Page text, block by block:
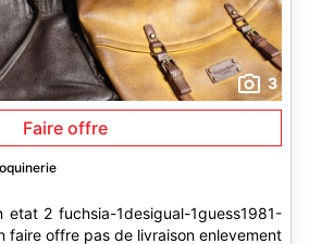
3
Faire offre
2 fuchsia-1desigual-1guess1981-
faire offre pas de livraison enlevement